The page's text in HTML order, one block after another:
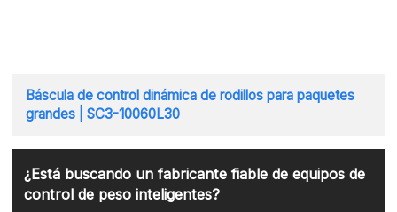
Báscula de control dinámica de rodillos para paquetes
grandes | SC3-10060L30
¿Está buscando un fabricante fiable de equipos de
control de peso inteligentes?